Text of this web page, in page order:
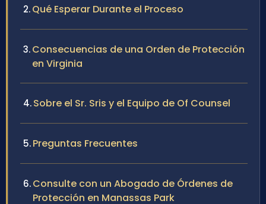
Qué Esperar Durante el Proceso
Consecuencias de una Orden de Protección
en Virginia
Sobre el Sr. Sris y el Equipo de Of Counsel
Preguntas Frecuentes
Consulte con un Abogado de Órdenes de
Protección en Manassas Park